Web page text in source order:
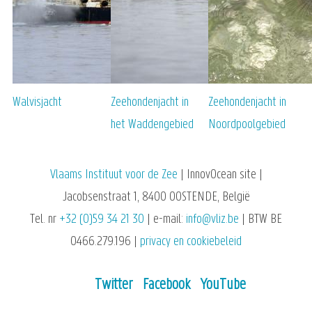
Walvisjacht
Zeehondenjacht in
het Waddengebied
Zeehondenjacht in
Noordpoolgebied
Vlaams Instituut voor de Zee | InnovOcean site |
Jacobsenstraat 1, 8400 OOSTENDE, België
Tel. nr +32 (0)59 34 21 30 | e-mail: info@vliz.be | BTW BE
0466.279.196 | privacy en cookiebeleid
Twitter Facebook YouTube